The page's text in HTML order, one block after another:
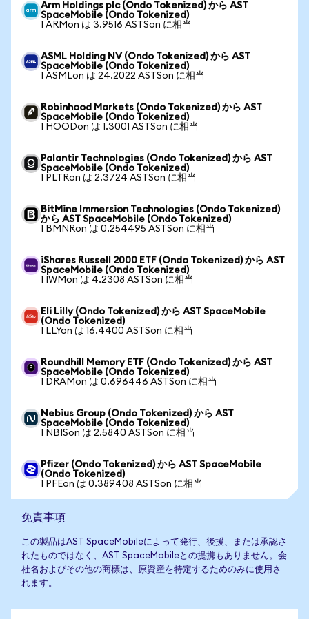
Arm Holdings plc (Ondo Tokenized) から AST
SpaceMobile (Ondo Tokenized)
1 ARMon は 3.9516 ASTSon に相当
ASML Holding NV (Ondo Tokenized) から AST
SpaceMobile (Ondo Tokenized)
1 ASMLon は 24.2022 ASTSon に相当
Robinhood Markets (Ondo Tokenized) から AST
SpaceMobile (Ondo Tokenized)
1 HOODon は 1.3001 ASTSon に相当
Palantir Technologies (Ondo Tokenized) から AST
SpaceMobile (Ondo Tokenized)
1 PLTRon は 2.3724 ASTSon に相当
BitMine Immersion Technologies (Ondo Tokenized)
から AST SpaceMobile (Ondo Tokenized)
1 BMNRon は 0.254495 ASTSon に相当
iShares Russell 2000 ETF (Ondo Tokenized) から AST
SpaceMobile (Ondo Tokenized)
1 IWMon は 4.2308 ASTSon に相当
Eli Lilly (Ondo Tokenized) から AST SpaceMobile
(Ondo Tokenized)
1 LLYon は 16.4400 ASTSon に相当
Roundhill Memory ETF (Ondo Tokenized) から AST
SpaceMobile (Ondo Tokenized)
1 DRAMon は 0.696446 ASTSon に相当
Nebius Group (Ondo Tokenized) から AST
SpaceMobile (Ondo Tokenized)
1 NBISon は 2.5840 ASTSon に相当
Pfizer (Ondo Tokenized) から AST SpaceMobile
(Ondo Tokenized)
1 PFEon は 0.389408 ASTSon に相当
免責事項
この製品はAST SpaceMobileによって発行、後援、または承認さ
れたものではなく、AST SpaceMobileとの提携もありません。会
社名およびその他の商標は、原資産を特定するためのみに使用さ
れます。